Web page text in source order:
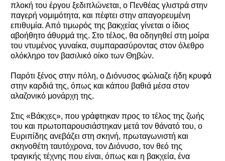
πλοκή του έργου ξεδιπλώνεται, ο Πενθέας γλιστρά στην
παγερή νομιμότητα, και πέφτει στην απαγορευμένη
επιθυμία. Από τιμωρός της βακχείας γίνεται ο ίδιος
αβοήθητο άθυρμά της. Στο τέλος, θα οδηγηθεί στη μοίρα
του ντυμένος γυναίκα, συμπαρασύροντας στον όλεθρο
ολόκληρο τον βασιλικό οίκο των Θηβών.
Παρότι ξένος στην πόλη, ο Διόνυσος φώλιαζε ήδη κρυφά
στην καρδιά της, όπως και κάπου βαθιά μέσα στον
αλαζονικό μονάρχη της.
Στις «Βάκχες», που γράφτηκαν προς το τέλος της ζωής
του και πρωτοπαρουσιάστηκαν μετά τον θάνατό του, ο
Ευριπίδης ανεβάζει στη σκηνή, πρωταγωνιστή και
σκηνοθέτη ταυτόχρονα, τον Διόνυσο, τον θεό της
τραγικής τέχνης που είναι, όπως και η βακχεία, ένα